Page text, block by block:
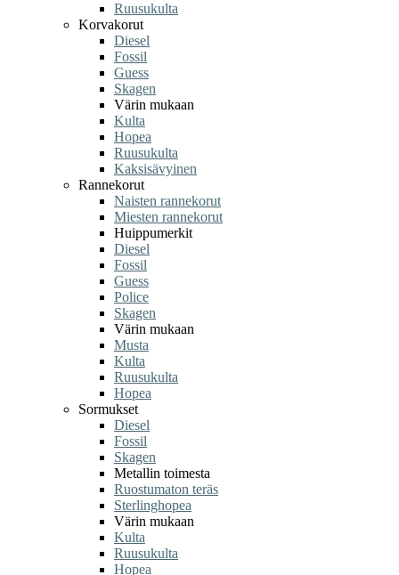
Ruusukulta
Korvakorut
Diesel
Fossil
Guess
Skagen
Värin mukaan
Kulta
Hopea
Ruusukulta
Kaksisävyinen
Rannekorut
Naisten rannekorut
Miesten rannekorut
Huippumerkit
Diesel
Fossil
Guess
Police
Skagen
Värin mukaan
Musta
Kulta
Ruusukulta
Hopea
Sormukset
Diesel
Fossil
Skagen
Metallin toimesta
Ruostumaton teräs
Sterlinghopea
Värin mukaan
Kulta
Ruusukulta
Hopea